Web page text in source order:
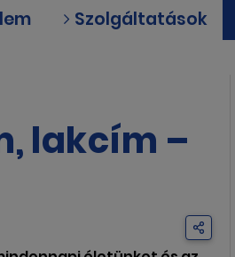
Szolgáltatások
lakcím –